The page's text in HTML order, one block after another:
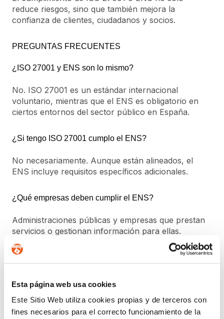
Esta página web usa cookies
Este Sitio Web utiliza cookies propias y de terceros con
fines necesarios para el correcto funcionamiento de la
reduce riesgos, sino que también mejora la
confianza de clientes, ciudadanos y socios.
PREGUNTAS FRECUENTES
¿ISO 27001 y ENS son lo mismo?
No. ISO 27001 es un estándar internacional
voluntario, mientras que el ENS es obligatorio en
ciertos entornos del sector público en España.
¿Si tengo ISO 27001 cumplo el ENS?
No necesariamente. Aunque están alineados, el
ENS incluye requisitos específicos adicionales.
¿Qué empresas deben cumplir el ENS?
Administraciones públicas y empresas que prestan
servicios o gestionan información para ellas.
¿Es útil certificarse en ISO 27001 si soy una empresa
Sí, porque mejora la seguridad interna, la confianza
del cliente y facilita el cumplimiento normativo
futuro.